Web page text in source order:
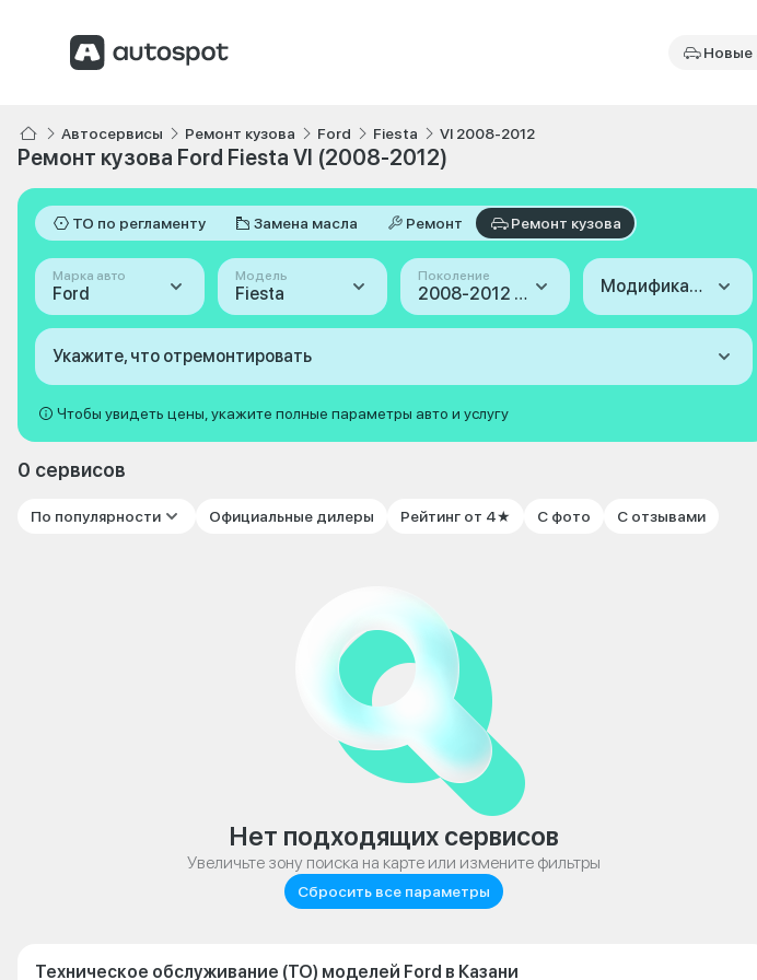
Новые
Автосервисы Ремонт кузова Ford Fiesta VI 2008-2012
Ремонт кузова Ford Fiesta VI (2008-2012)
ТО по регламенту Замена масла Ремонт Ремонт кузова
Марка авто
Ford
Модель
Fiesta
Поколение
2008-2012 (VI) Модификация
Укажите, что отремонтировать
Чтобы увидеть цены, укажите полные параметры авто и услугу
0 сервисов
По популярности Официальные дилеры Рейтинг от 4★ С фото С отзывами
Нет подходящих сервисов
Увеличьте зону поиска на карте или измените фильтры
Сбросить все параметры
Техническое обслуживание (ТО) моделей Ford в Казани